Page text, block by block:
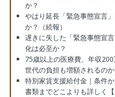
か？
やはり延長「緊急事態宣言
か？（続報）
遅きに失した「緊急事態宣
化は必至か？
75歳以上の医療費、年収
世代の負担も増額されるのか
特別家賃支援給付金｜条件
書類までどこよりも詳しく【